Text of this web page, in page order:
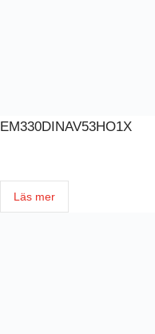
EM330DINAV53HO1X
Läs mer